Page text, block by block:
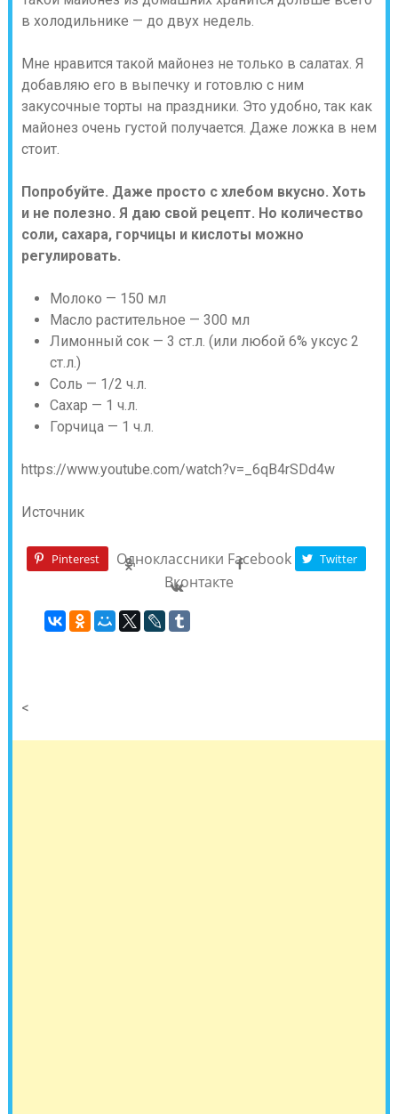
в холодильнике — до двух недель.
Мне нравится такой майонез не только в салатах. Я
добавляю его в выпечку и готовлю с ним
закусочные торты на праздники. Это удобно, так как
майонез очень густой получается. Даже ложка в нем
стоит.
Попробуйте. Даже просто с хлебом вкусно. Хоть
и не полезно. Я даю свой рецепт. Но количество
соли, сахара, горчицы и кислоты можно
регулировать.
Молоко — 150 мл
Масло растительное — 300 мл
Лимонный сок — 3 ст.л. (или любой 6% уксус 2
ст.л.)
Соль — 1/2 ч.л.
Сахар — 1 ч.л.
Горчица — 1 ч.л.
https://www.youtube.com/watch?v=_6qB4rSDd4w
Источник
Pinterest Одноклассники Facebook Twitter
Вконтакте
<